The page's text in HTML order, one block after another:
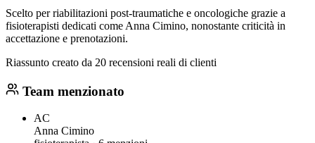
Scelto per riabilitazioni post-traumatiche e oncologiche grazie a
fisioterapisti dedicati come Anna Cimino, nonostante criticità in
accettazione e prenotazioni.
Riassunto creato da 20 recensioni reali di clienti
Team menzionato
AC
Anna Cimino